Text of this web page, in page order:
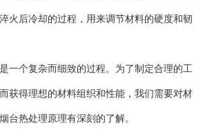
火后冷却的过程，用来调节材料的硬度和韧
一个复杂而细致的过程。为了制定合理的工
获得理想的材料组织和性能，我们需要对材
台热处理原理有深刻的了解。